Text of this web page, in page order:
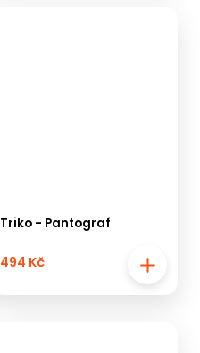
Triko - Pantograf
494 Kč